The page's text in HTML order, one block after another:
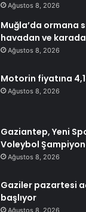
Ağustos 8, 2026
Muğla’da ormana
havadan ve
Ağustos 8, 2026
Motorin fiyatına
Ağustos 8, 2026
Gaziantep, Yeni
Voleybol
Ağustos 8, 2026
Gaziler pazartesi
başlıyor